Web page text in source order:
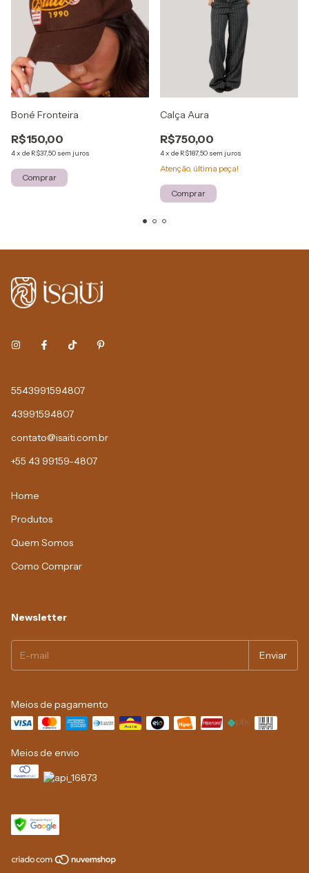
Boné Fronteira
R$150,00
4x de R$37,50 sem juros
Calça Aura
R$750,00
4x de R$187,50 sem juros
Atenção, última peça!
Comprar
5543991594807
43991594807
contato@isaiti.com.br
+55 43 99159-4807
Home
Produtos
Quem Somos
Como Comprar
Newsletter
Meios de pagamento
Meios de envio